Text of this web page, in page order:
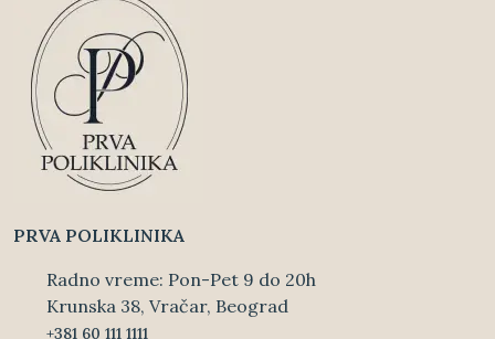
PRVA POLIKLINIKA
Radno vreme: Pon-Pet 9 do 20h
Krunska 38, Vračar, Beograd
+381 60 111 1111